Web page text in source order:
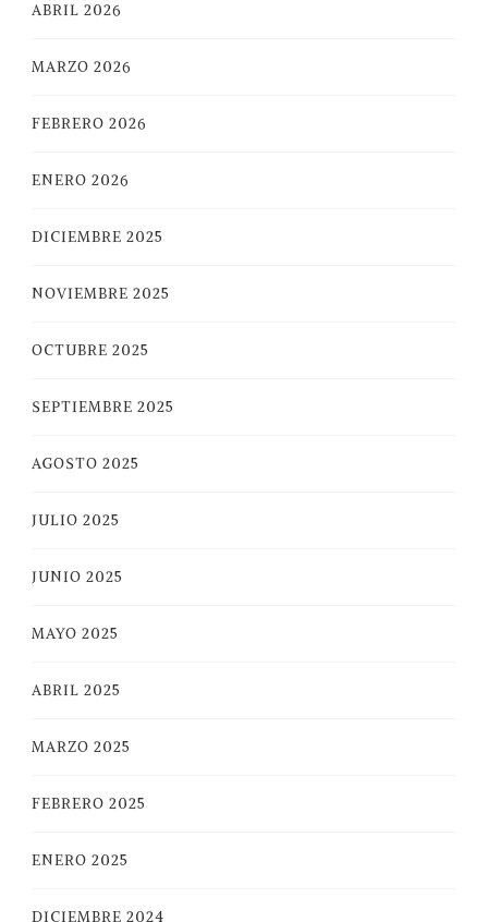
ABRIL 2026
MARZO 2026
FEBRERO 2026
ENERO 2026
DICIEMBRE 2025
NOVIEMBRE 2025
OCTUBRE 2025
SEPTIEMBRE 2025
AGOSTO 2025
JULIO 2025
JUNIO 2025
MAYO 2025
ABRIL 2025
MARZO 2025
FEBRERO 2025
ENERO 2025
DICIEMBRE 2024